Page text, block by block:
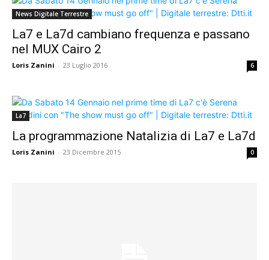
News Digitale Terrestre
La7 e La7d cambiano frequenza e passano
nel MUX Cairo 2
Loris Zanini - 23 Luglio 2016 6
La7
La programmazione Natalizia di La7 e La7d
Loris Zanini - 23 Dicembre 2015 0